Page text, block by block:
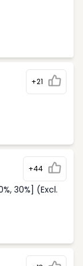
+21
+44
30%] (Excl.